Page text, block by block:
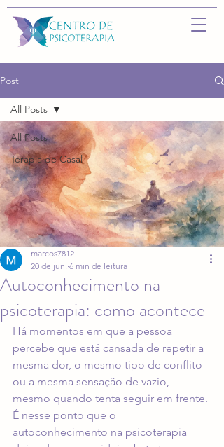
Post
All Posts
Terapia de Casal
All Posts
Autoconhecimento na
psicoterapia: como acontece
marcos7812
20 de jun. 6 min de leitura
Há momentos em que a pessoa
percebe que está cansada de repetir a
mesma dor, o mesmo tipo de conflito
ou a mesma sensação de vazio,
mesmo quando tenta seguir em frente.
É nesse ponto que o
autoconhecimento na psicoterapia